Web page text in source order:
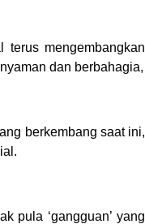
mengembangkan
dan berbahagia,
berkembang saat ini,
pula ‘gangguan’ yang